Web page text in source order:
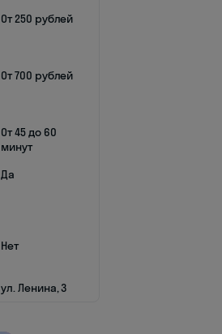
От 250 рублей
От 700 рублей
От 45 до 60
минут
Да
Нет
ул. Ленина, 3